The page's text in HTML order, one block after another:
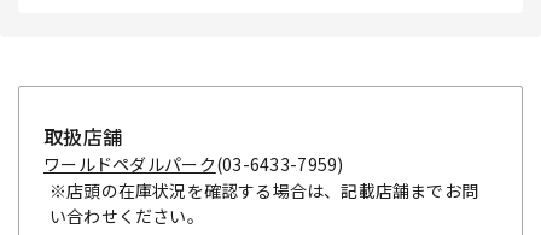
取扱店舗
ワールドペダルパーク(03-6433-7959)
※店頭の在庫状況を確認する場合は、記載店舗までお問
い合わせください。